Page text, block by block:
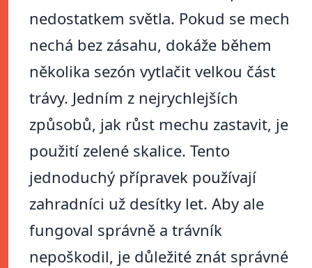
nedostatkem světla. Pokud se mech
nechá bez zásahu, dokáže během
několika sezón vytlačit velkou část
trávy. Jedním z nejrychlejších
způsobů, jak růst mechu zastavit, je
použití zelené skalice. Tento
jednoduchý přípravek používají
zahradníci už desítky let. Aby ale
fungoval správně a trávník
nepoškodil, je důležité znát správné